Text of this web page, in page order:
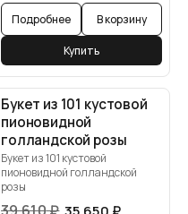
Подробнее В корзину
Купить
Букет из 101 кустовой
пионовидной
голландской розы
Букет из 101 кустовой
пионовидной голландской
розы